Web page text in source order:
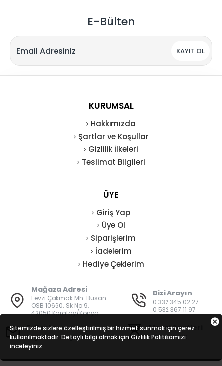
E-Bülten
KAYIT OL
KURUMSAL
Hakkımızda
Şartlar ve Koşullar
Gizlilik İlkeleri
Teslimat Bilgileri
ÜYE
Giriş Yap
Üye Ol
Siparişlerim
İadelerim
Hediye Çeklerim
Mağaza Adresi
Fevzi Çakmak Mh. Büsan
OSB 10660. Sk No:9,
42050 Karatay/Konya
Bizi Arayın
0 332 345 02 27
0 532 367 11 97
E-Posta
bilgi@vatanisguvenligi.com
Mesai Saatleri
08:00 - 19:00
Sitemizde sizlere özelleştirilmiş bir hizmet sunmak için çerez
kullanılmaktadır. Detaylı bilgi almak için Gizlilik Politikamızı
inceleyiniz.